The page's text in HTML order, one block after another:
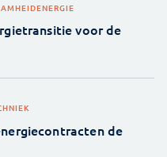
ENERGIE
voor de
de